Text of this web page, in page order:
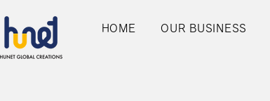
HOME OUR BUSINESS